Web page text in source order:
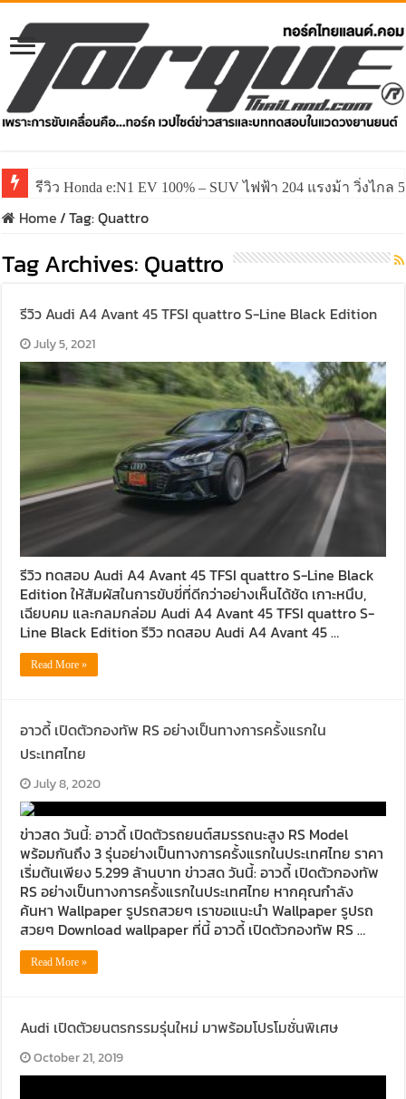
รีวิว Honda e:N1 EV 100% – SUV ไฟฟ้า 204 แรงม้า วิ่งไกล
Home/Tag:Quattro
Tag Archives: Quattro
รีวิว Audi A4 Avant 45 TFSI quattro S-Line Black Edition
July 5, 2021
รีวิว ทดสอบ Audi A4 Avant 45 TFSI quattro S-Line Black
Edition ให้สัมผัสในการขับขี่ที่ดีกว่าอย่างเห็นได้ชัด เกาะหนึบ,
เฉียบคม และกลมกล่อม Audi A4 Avant 45 TFSI quattro S-
Line Black Edition รีวิว ทดสอบ Audi A4 Avant 45 …
Read More »
อาวดี้ เปิดตัวกองทัพ RS อย่างเป็นทางการครั้งแรกใน
ประเทศไทย
July 8, 2020
ข่าวสด วันนี้: อาวดี้ เปิดตัวรถยนต์สมรรถนะสูง RS Model
พร้อมกันถึง 3 รุ่นอย่างเป็นทางการครั้งแรกในประเทศไทย ราคา
เริ่มต้นเพียง 5.299 ล้านบาท ข่าวสด วันนี้: อาวดี้ เปิดตัวกองทัพ
RS อย่างเป็นทางการครั้งแรกในประเทศไทย หากคุณกำลัง
ค้นหา Wallpaper รูปรถสวยๆ เราขอแนะนำ Wallpaper รูปรถ
สวยๆ Download wallpaper ที่นี้ อาวดี้ เปิดตัวกองทัพ RS …
Read More »
Audi เปิดตัวยนตรกรรมรุ่นใหม่ มาพร้อมโปรโมชั่นพิเศษ
October 21, 2019